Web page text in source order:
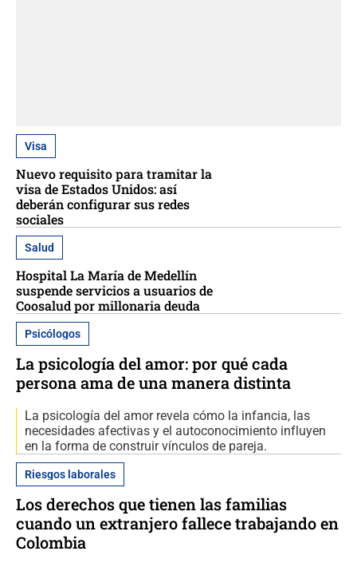
Visa
Nuevo requisito para tramitar la
visa de Estados Unidos: así
deberán configurar sus redes
sociales
Salud
Hospital La María de Medellín
suspende servicios a usuarios de
Coosalud por millonaria deuda
Psicólogos
La psicología del amor: por qué cada
persona ama de una manera distinta
La psicología del amor revela cómo la infancia, las
necesidades afectivas y el autoconocimiento influyen
en la forma de construir vínculos de pareja.
Riesgos laborales
Los derechos que tienen las familias
cuando un extranjero fallece trabajando en
Colombia